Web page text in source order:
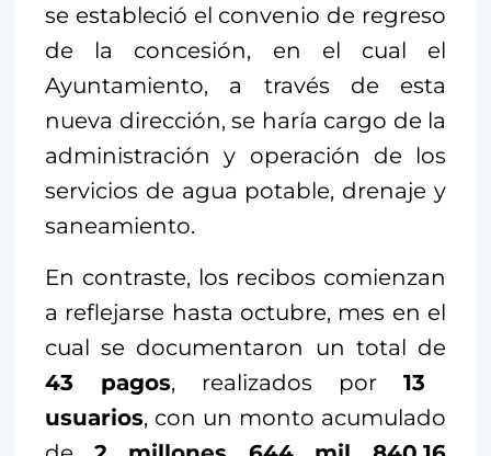
se estableció el convenio de regreso
de la concesión, en el cual el
Ayuntamiento, a través de esta
nueva dirección, se haría cargo de la
administración y operación de los
servicios de agua potable, drenaje y
saneamiento.
En contraste, los recibos comienzan
a reflejarse hasta octubre, mes en el
cual se documentaron un total de
43 pagos, realizados por 13
usuarios, con un monto acumulado